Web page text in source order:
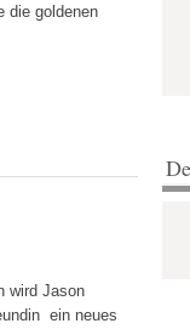
die goldenen
wird Jason
ein neues